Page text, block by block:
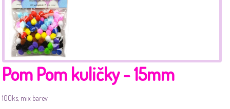
Pom Pom kuličky - 15mm
100ks, mix barev